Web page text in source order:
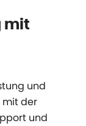
mit
und
mit der
und